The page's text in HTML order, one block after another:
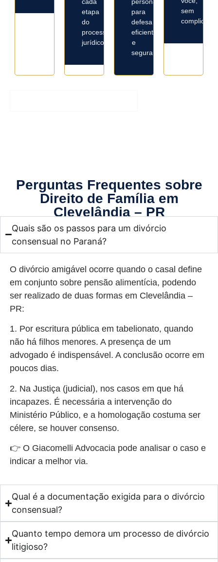
etapa
do
processo
jurídico.
para
defesa
eficiente
e
segura.
sem
Perguntas Frequentes sobre
Direito de Família em
Clevelândia – PR
Quais são os passos para um divórcio
consensual no Paraná?
O divórcio amigável ocorre quando o casal define
em conjunto sobre pensão alimentícia, podendo
ser realizado de duas formas em Clevelândia –
PR:
1. Por escritura pública em tabelionato, quando
não há filhos menores. A presença de um
advogado é indispensável. A conclusão ocorre em
poucos dias.
2. Na Justiça (judicial), nos casos em que há
incapazes. É necessária a intervenção do
Ministério Público, e a homologação costuma ser
célere, se houver consenso.
👉 O Giacomelli Advocacia pode analisar o caso e
indicar a melhor via.
Qual é a documentação exigida para o divórcio
consensual?
Quanto tempo demora um processo de divórcio
litigioso?